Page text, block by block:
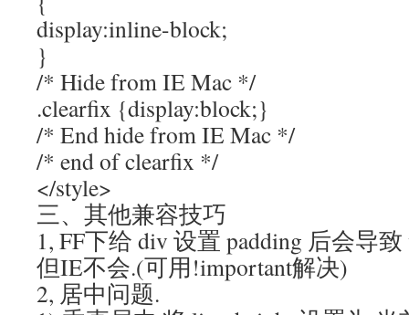
display:inline-block;
}
/* Hide from IE Mac */
.clearfix {display:block;}
/* End hide from IE Mac */
/* end of clearfix */
</style>
三、其他兼容技巧
1, FF下给 div 设置 padding 后会导
但IE不会.(可用!important解决)
2, 居中问题.